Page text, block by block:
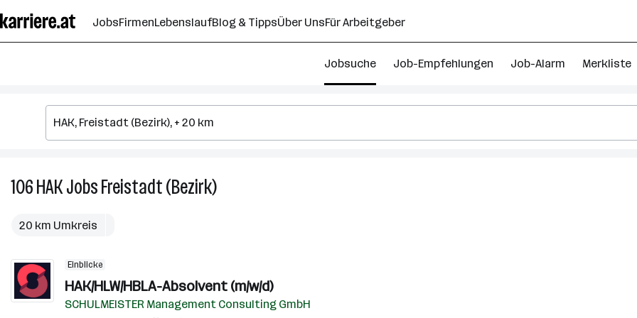
Seiteninhalt
springen
JobsFirmenLebenslaufBlog & TippsÜber UnsFür Arbeitgeber
Jobsuche Job-Empfehlungen Job-Alarm Merkliste
106HAKJobsFreistadt (Bezirk)106
20 km Umkreis
Einblicke
HAK/HLW/HBLA-Absolvent (m/w/d)
SCHULMEISTER Management Consulting GmbH